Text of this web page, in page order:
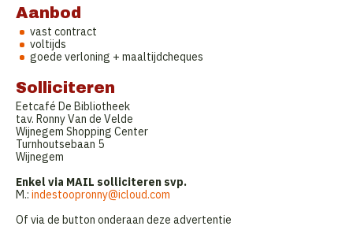
Aanbod
vast contract
voltijds
goede verloning + maaltijdcheques
Solliciteren
Eetcafé De Bibliotheek
tav. Ronny Van de Velde
Wijnegem Shopping Center
Turnhoutsebaan 5
Wijnegem
Enkel via MAIL solliciteren svp.
M.: indestoopronny@icloud.com
Of via de button onderaan deze advertentie